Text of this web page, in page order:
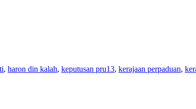
, haron din kalah, keputusan pru13, kerajaan perpaduan,